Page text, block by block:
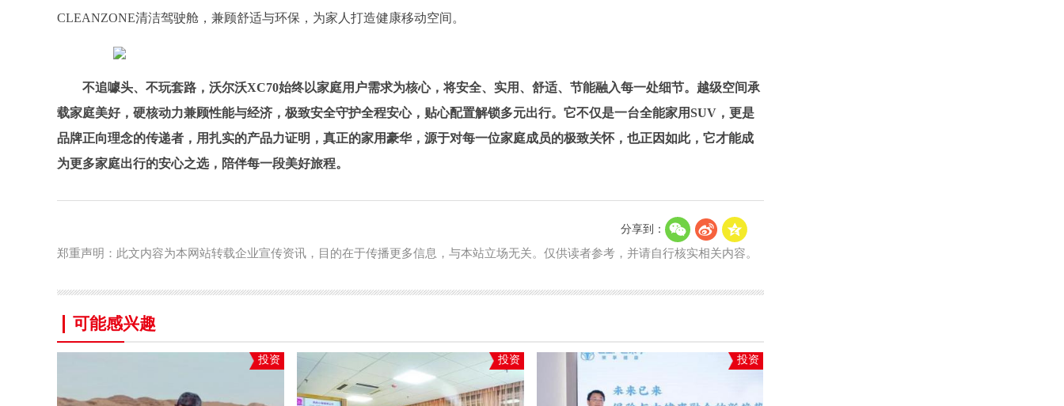
CLEANZONE清洁驾驶舱，兼顾舒适与环保，为家人打造健康移动空间。
不追噱头、不玩套路，沃尔沃XC70始终以家庭用户需求为核心，将安全、实用、舒适、节能融入每一处细节。越级空间承
载家庭美好，硬核动力兼顾性能与经济，极致安全守护全程安心，贴心配置解锁多元出行。它不仅是一台全能家用SUV，更是
品牌正向理念的传递者，用扎实的产品力证明，真正的家用豪华，源于对每一位家庭成员的极致关怀，也正因如此，它才能成
为更多家庭出行的安心之选，陪伴每一段美好旅程。
分享到：
郑重声明：此文内容为本网站转载企业宣传资讯，目的在于传播更多信息，与本站立场无关。仅供读者参考，并请自行核实相关内容。
可能感兴趣
投资 投资 投资